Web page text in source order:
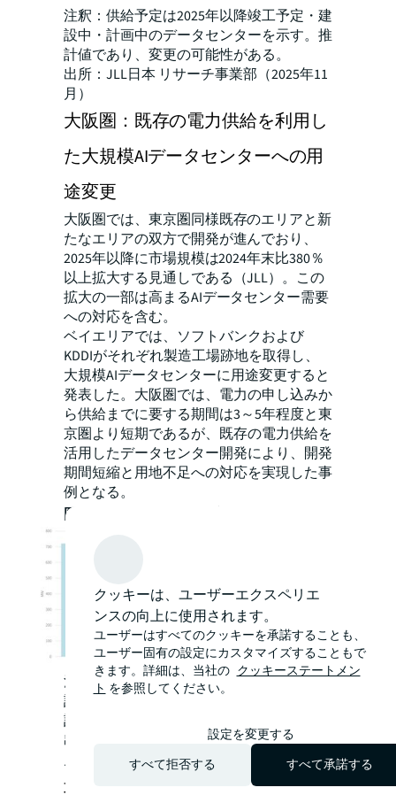
注釈：供給予定は2025年以降竣工予定・建
設中・計画中のデータセンターを示す。推
計値であり、変更の可能性がある。
出所：JLL日本 リサーチ事業部（2025年11
月）
大阪圏：既存の電力供給を利用し
た大規模AIデータセンターへの用
途変更
大阪圏では、東京圏同様既存のエリアと新
たなエリアの双方で開発が進んでおり、
2025年以降に市場規模は2024年末比380％
以上拡大する見通しである（JLL）。この
拡大の一部は高まるAIデータセンター需要
への対応を含む。
ベイエリアでは、ソフトバンクおよび
KDDIがそれぞれ製造工場跡地を取得し、
大規模AIデータセンターに用途変更すると
発表した。大阪圏では、電力の申し込みか
ら供給までに要する期間は3～5年程度と東
京圏より短期であるが、既存の電力供給を
活用したデータセンター開発により、開発
期間短縮と用地不足への対応を実現した事
例となる。
図表2：大阪圏の供給予定
注釈：供給予定は2025年以降竣工予定・建
設中・計画中のデータセンターを示す。推
計値であり、変更の可能性がある。
出所：JLL日本 リサーチ事業部（2025年11
月）
北海道と九州：戦略的中核拠点
クッキーは、ユーザーエクスペリエ
ンスの向上に使用されます。
ユーザーはすべてのクッキーを承諾することも、
ユーザー固有の設定にカスタマイズすることもで
きます。詳細は、当社の クッキーステートメン
ト を参照してください。
設定を変更する
すべて拒否する
すべて承諾する